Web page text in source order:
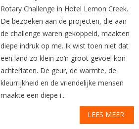
Rotary Challenge in Hotel Lemon Creek.
De bezoeken aan de projecten, die aan
de challenge waren gekoppeld, maakten
diepe indruk op me. Ik wist toen niet dat
een land zo klein zo’n groot gevoel kon
achterlaten. De geur, de warmte, de
kleurrijkheid en de vriendelijke mensen
maakte een diepe i...
LEES MEER